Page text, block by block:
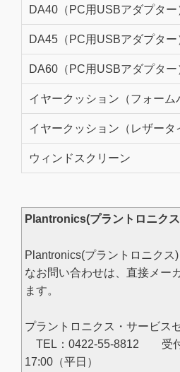
DA40（PC用USBアダプター
DA45（PC用USBアダプター
DA60（PC用USBアダプタ
イヤークッション（フォーム
イヤークッション（レザータ
ウィンドスクリーン
Plantronics(プラントロニク
Plantronics(プラントロニクス
なお問い合わせは、直接メー
ます。
プラントロニクス・サービス
TEL：0422-55-8812 受付
17:00（平日）